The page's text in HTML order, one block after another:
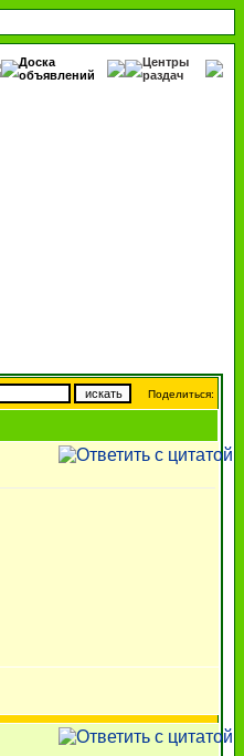
Доска
объявлений
Центры
раздач
Поделиться: